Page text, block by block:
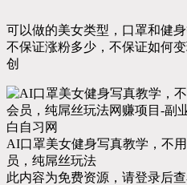
可以做的美女类型，口罩和健
不保证涨粉多少，不保证如何
创
AI口罩美女健身写真教学，不
员，纯屌丝玩法
此内容为免费资源，请登录后